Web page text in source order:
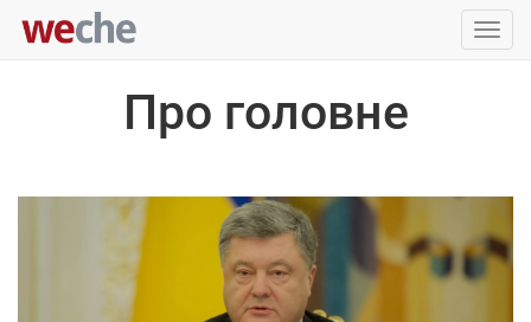
Про головне